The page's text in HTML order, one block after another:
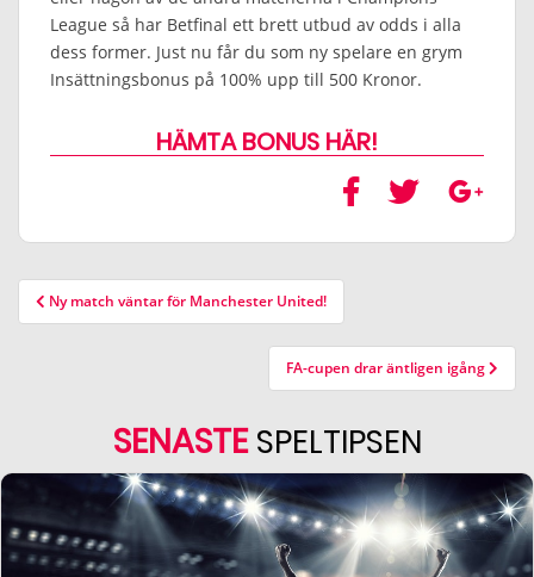
League så har Betfinal ett brett utbud av odds i alla
dess former. Just nu får du som ny spelare en grym
Insättningsbonus på 100% upp till 500 Kronor.
HÄMTA BONUS HÄR!
Ny match väntar för Manchester United!
FA-cupen drar äntligen igång
SENASTESPELTIPSEN